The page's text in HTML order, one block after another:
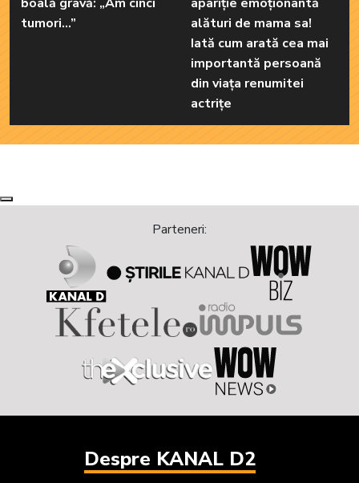
tumori...”
alături de mama sa!
Iată cum arată cea mai
importantă persoană
din viața renumitei
actrițe
Next
Previous
Parteneri:
Despre KANAL D2